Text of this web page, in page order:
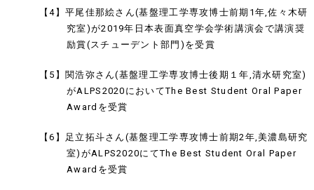
【4】平尾佳那絵さん(基盤理工学専攻博士前期1年,佐々木研
究室)が2019年日本表面真空学会学術講演会で講演奨
励賞(スチューデント部門)を受賞
【5】関浩弥さん(基盤理工学専攻博士後期１年,清水研究室)
がALPS2020においてThe Best Student Oral Paper
Awardを受賞
【6】足立拓斗さん(基盤理工学専攻博士前期2年,美濃島研究
室)がALPS2020にてThe Best Student Oral Paper
Awardを受賞